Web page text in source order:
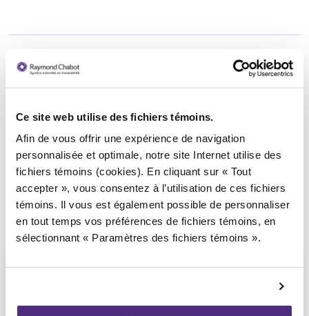
Ce site web utilise des fichiers témoins.
Afin de vous offrir une expérience de navigation
personnalisée et optimale, notre site Internet utilise des
fichiers témoins (cookies). En cliquant sur « Tout
accepter », vous consentez à l’utilisation de ces fichiers
témoins. Il vous est également possible de personnaliser
en tout temps vos préférences de fichiers témoins, en
sélectionnant « Paramètres des fichiers témoins ».